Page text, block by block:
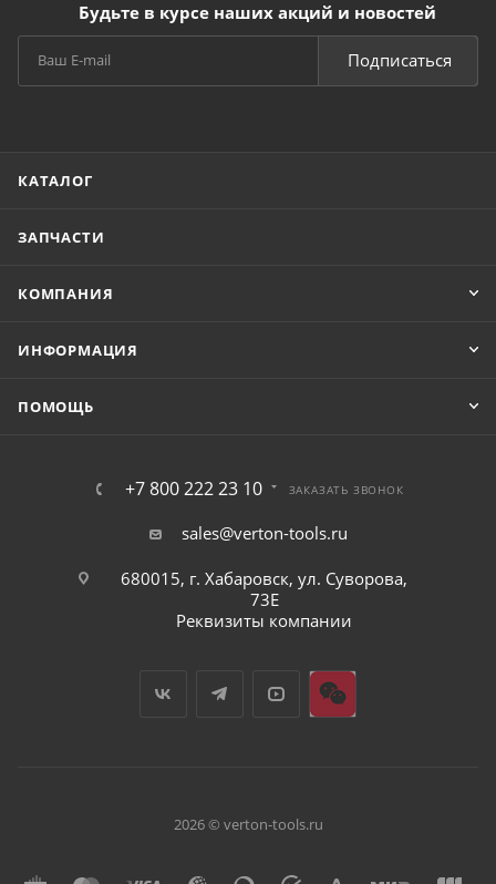
Будьте в курсе наших акций и новостей
Подписаться
КАТАЛОГ
ЗАПЧАСТИ
КОМПАНИЯ
ИНФОРМАЦИЯ
ПОМОЩЬ
+7 800 222 23 10 ЗАКАЗАТЬ ЗВОНОК
sales@verton-tools.ru
680015, г. Хабаровск, ул. Суворова,
73Е
Реквизиты компании
2026 © verton-tools.ru